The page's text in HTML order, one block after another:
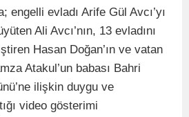
engelli evladı Arife Gül Avcı’yı
Ali Avcı’nın, 13 evladını
Hasan Doğan’ın ve vatan
Atakul’un babası Bahri
ilişkin duygu ve
video gösterimi